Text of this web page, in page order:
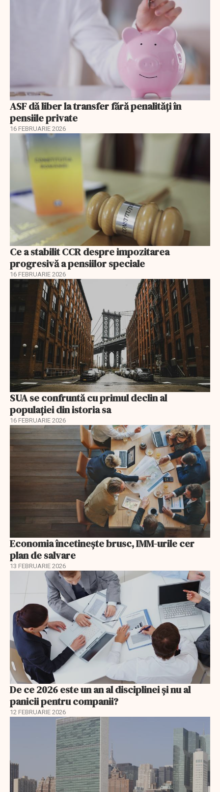
ASF dă liber la transfer fără penalități în
pensiile private
16 FEBRUARIE 2026
Ce a stabilit CCR despre impozitarea
progresivă a pensiilor speciale
16 FEBRUARIE 2026
SUA se confruntă cu primul declin al
populației din istoria sa
16 FEBRUARIE 2026
Economia încetinește brusc, IMM-urile cer
plan de salvare
13 FEBRUARIE 2026
De ce 2026 este un an al disciplinei și nu al
panicii pentru companii?
12 FEBRUARIE 2026